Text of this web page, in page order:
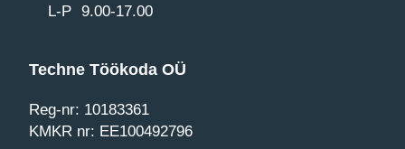
L-P 9.00-17.00
Techne Töökoda OÜ
Reg-nr: 10183361
KMKR nr: EE100492796